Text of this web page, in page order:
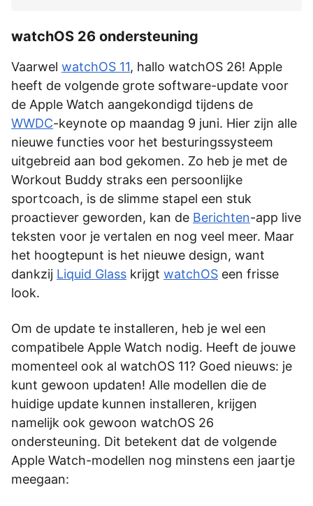
watchOS 26 ondersteuning
Vaarwel watchOS 11, hallo watchOS 26! Apple
heeft de volgende grote software-update voor
de Apple Watch aangekondigd tijdens de
WWDC-keynote op maandag 9 juni. Hier zijn alle
nieuwe functies voor het besturingssysteem
uitgebreid aan bod gekomen. Zo heb je met de
Workout Buddy straks een persoonlijke
sportcoach, is de slimme stapel een stuk
proactiever geworden, kan de Berichten-app live
teksten voor je vertalen en nog veel meer. Maar
het hoogtepunt is het nieuwe design, want
dankzij Liquid Glass krijgt watchOS een frisse
look.
Om de update te installeren, heb je wel een
compatibele Apple Watch nodig. Heeft de jouwe
momenteel ook al watchOS 11? Goed nieuws: je
kunt gewoon updaten! Alle modellen die de
huidige update kunnen installeren, krijgen
namelijk ook gewoon watchOS 26
ondersteuning. Dit betekent dat de volgende
Apple Watch-modellen nog minstens een jaartje
meegaan: